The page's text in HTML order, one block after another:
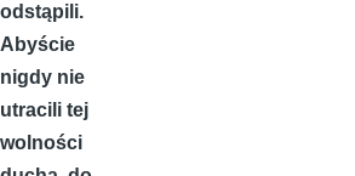
odstąpili.
Abyście
nigdy nie
utracili tej
wolności